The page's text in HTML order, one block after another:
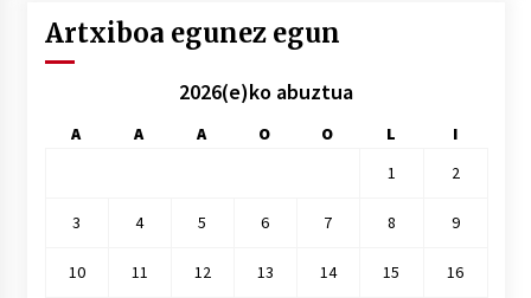
Artxiboa egunez egun
2026(e)ko abuztua
A A A O O L
I
1
2
3 4 5 6 7 8 9
10 11 12 13 14 15 16